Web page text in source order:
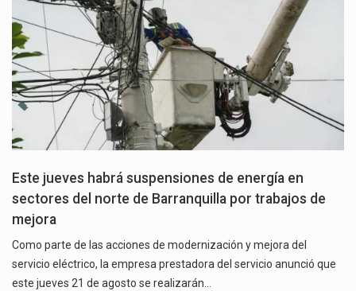
Este jueves habrá suspensiones de energía en
sectores del norte de Barranquilla por trabajos de
mejora
Como parte de las acciones de modernización y mejora del
servicio eléctrico, la empresa prestadora del servicio anunció que
este jueves 21 de agosto se realizarán…